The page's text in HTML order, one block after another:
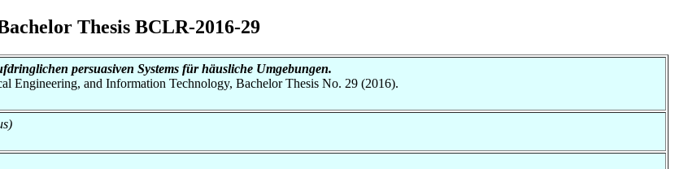
Thesis BCLR-2016-29
persuasiven Systems für häusliche Umgebungen.
Engineering, and Information Technology, Bachelor Thesis No. 29 (2016).